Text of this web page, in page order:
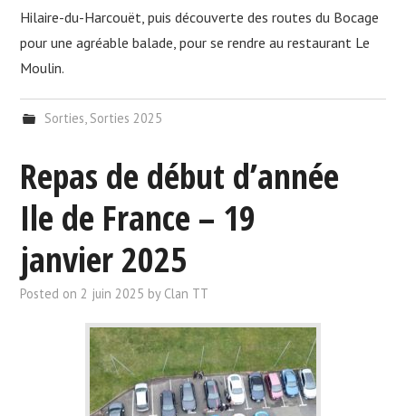
Hilaire-du-Harcouët, puis découverte des routes du Bocage
pour une agréable balade, pour se rendre au restaurant Le
Moulin.
Sorties, Sorties 2025
Repas de début d’année
Ile de France – 19
janvier 2025
Posted on2 juin 2025 by Clan TT